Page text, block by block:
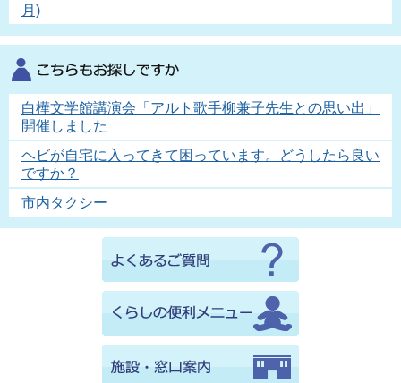
月)
白樺文学館講演会「アルト歌手柳兼子先生との思い出」
開催しました
ヘビが自宅に入ってきて困っています。どうしたら良い
ですか？
市内タクシー